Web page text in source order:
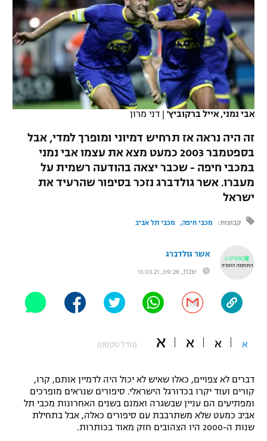
VOD
רץ ברשת
תוצאות
לוח שידורים
ברחבה
תקנון עבור פעילות אלקטרה
תקנון עבור פעילות ספורט 1 – "מרלן"
גיימינג E-Sports
נבחרת ישראל
מכבי חיפה
בית"ר ירושלים
מכבי תל אביב
הפועל חיפה
הפועל באר שבע
מכבי נתניה
ליגה ספרדית
ליגה איטלקית
ליגה צרפתית
ליגה הולנדית
ליגה טורקית
ליגה סינית
ליגה ברזילאית
ליגות נוספות
כדורסל נשים
מכבי תל אביב
הפועל חולון
הפועל ירושלים
יורוליג
יורוקאפ
טניס
כדוריד
כדורעף
שחייה
ג'ודו
אגרוף
היאבקות WWE
אופניים
כדורמים
פוטבול אמריקאי NFL
בייסבול MLB
אבי נמני, אייל ברקוביץ' | דני מרון
זה היה נראה אז תרחיש דמיוני ומופרך למדי, אבל
בספטמבר 2003 כמעט מצא את עצמו אבי נמני
במכבי חיפה - שכבר יצאה בהודעה רשמית על
מעברו. אשר גולדברג נזכר בסיפור שהרעיד את
ישראל
קבוצות: מכבי חיפה מכבי תל אביב
אשר גולדברג
שבת, 09:28, 13.03.21
א א א א (גודל טקסט)
דברים לא צפויים, כאלו שאיש לא יכול היה לדמיין אותם, קרו,
קורים ועוד יקרו בכדורגל הישראלי. סיפורים שנראים מופרכים
ומפתיעים הם עניין שבשגרה ואמנם בשנים האחרונות מכבי תל
אביב כמעט שלא משתרבבת עם סיפורים כאלה, אבל בתחילת
שנות ה-2000 היו הצהובים חזק מאוד בכותרות.